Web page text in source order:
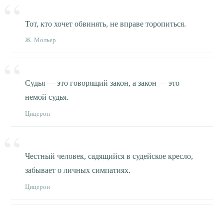
Тот, кто хочет обвинять, не вправе торопиться.
Ж. Мольер
Судья — это говорящий закон, а закон — это
немой судья.
Цицерон
Честный человек, садящийся в судейское кресло,
забывает о личных симпатиях.
Цицерон